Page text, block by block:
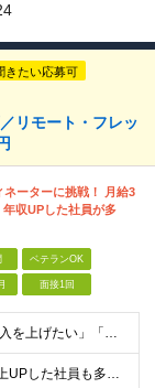
きたい応募可
リモート・フレッ
ーターに挑戦！ 月給3
収UPした社員が多
ベテランOK
面接1回
「キャリアを変えたい」「収入を上げたい」「将来に強いスキルを身につけたい」方歓迎！ ・未経験歓迎 ・学歴不問 ・第二新卒歓迎 ＼経験やスキルではなく、“これから”を重視します／ 「今のままでいい
★転職後、年収が100万円以上UPした社員も多数！ 月給33.4万円～45万円＋諸手当＋賞与年2回 ※インセンティブ充実 直近の最高インセンティブ：月50万円 全社員の平均インセンティブ：月10